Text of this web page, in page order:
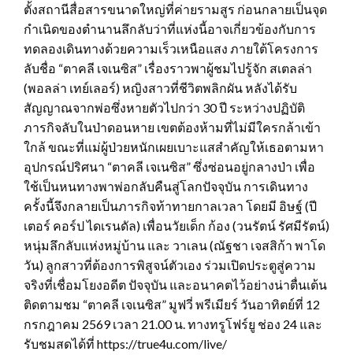
ตั้งสถานีสื่อสารขนาดใหญ่ที่ค่ายรามสูร ก่อนกลายเป็นจุด
กำเนิดของตำนานลึกลับว่าที่แห่งนี้อาจเกี่ยวข้องกับการ
ทดลองเดินทางด้วยความเร็วเหนือแสง ภายใต้โครงการ
ลับชื่อ “ตาคลี เจเนซิส” เรื่องราวพาผู้ชมไปรู้จัก สเตลล่า
(พอลล่า เทย์เลอร์) หญิงสาวที่ชีวิตพลิกผัน หลังได้รับ
สัญญาณจากพ่อซึ่งหายตัวไปกว่า 30 ปี ระหว่างปฏิบัติ
ภารกิจลับในป่าดอนหาย เขตต้องห้ามที่ไม่มีใครกล้าเข้า
ใกล้ ขณะที่แม่ผู้ป่วยหนักเผยเบาะแสสำคัญให้เธอตามหา
อุปกรณ์ปริศนา “ตาคลี เจเนซิส” ซึ่งซ่อนอยู่กลางป่า เพื่อ
ใช้เป็นหนทางพาพ่อกลับคืนสู่โลกปัจจุบัน การเดินทาง
ครั้งนี้จึงกลายเป็นภารกิจท้าทายกาลเวลา โดยมี อิษฐ์ (ปี
เตอร์ คอร์ป ไดเรนดัล) เพื่อนวัยเด็ก ก้อง (วนรัตน์ รัศมีรัตน์)
หนุ่มลึกลับแห่งหมู่บ้าน และ วาเลน (ณัฐชา เจสสิก้า พาโด
วัน) ลูกสาวที่ต้องการพิสูจน์ตัวเอง ร่วมเปิดประตูสู่ความ
จริงที่เชื่อมโยงอดีต ปัจจุบัน และอนาคตไว้อย่างน่าตื่นเต้น
ติดตามชม “ตาคลี เจเนซิส” มูฟวี่ พรีเมียร์ วันอาทิตย์ที่ 12
กรกฎาคม 2569 เวลา 21.00 น. ทางทรูโฟร์ยู ช่อง 24 และ
รับชมสดได้ที่ https://true4u.com/live/